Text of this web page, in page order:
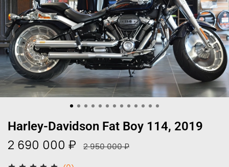
Harley-Davidson Fat Boy 114, 2019
2 690 000 ₽ 2 950 000 ₽